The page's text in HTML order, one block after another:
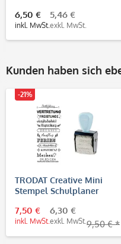
6,50 €
inkl. MwSt.
5,46 €
exkl. MwSt.
Kunden haben sich
-21%
TRODAT Creative Mini
Stempel Schulplaner
7,50 €
inkl. MwSt.
6,30 €
exkl. MwSt. 9,50 € *